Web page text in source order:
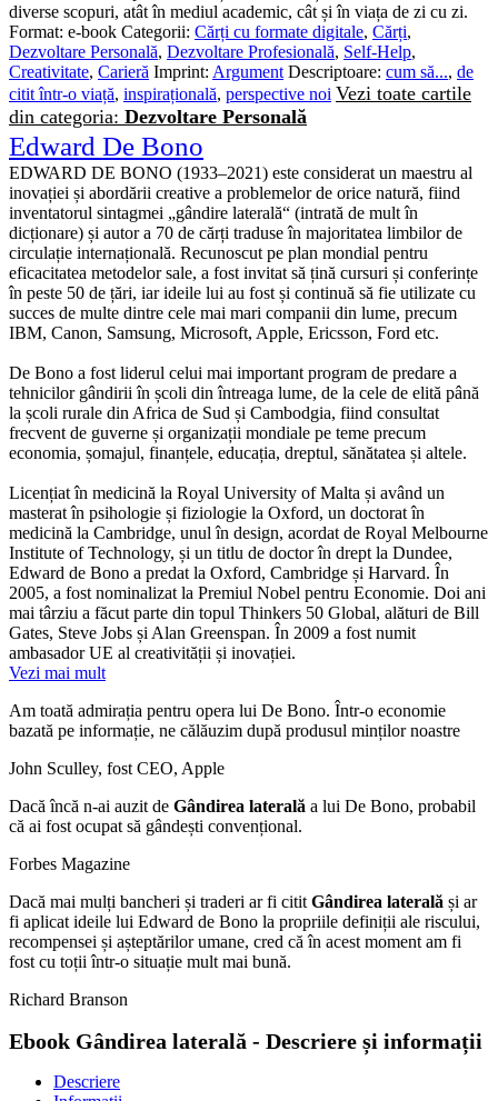
diverse scopuri, atât în mediul academic, cât și în viața de zi cu zi.
Format: e-book Categorii: Cărți cu formate digitale, Cărți,
Dezvoltare Personală, Dezvoltare Profesională, Self-Help,
Creativitate, Carieră Imprint: Argument Descriptoare: cum să..., de
citit într-o viață, inspirațională, perspective noi Vezi toate cartile
din categoria: Dezvoltare Personală
Edward De Bono
EDWARD DE BONO (1933–2021) este considerat un maestru al
inovației și abordării creative a problemelor de orice natură, fiind
inventatorul sintagmei „gândire laterală“ (intrată de mult în
dicționare) și autor a 70 de cărți traduse în majoritatea limbilor de
circulație internațională. Recunoscut pe plan mondial pentru
eficacitatea metodelor sale, a fost invitat să țină cursuri și conferințe
în peste 50 de țări, iar ideile lui au fost și continuă să fie utilizate cu
succes de multe dintre cele mai mari companii din lume, precum
IBM, Canon, Samsung, Microsoft, Apple, Ericsson, Ford etc.
De Bono a fost liderul celui mai important program de predare a
tehnicilor gândirii în școli din întreaga lume, de la cele de elită până
la școli rurale din Africa de Sud și Cambodgia, fiind consultat
frecvent de guverne și organizații mondiale pe teme precum
economia, șomajul, finanțele, educația, dreptul, sănătatea și altele.
Licențiat în medicină la Royal University of Malta și având un
masterat în psihologie și fiziologie la Oxford, un doctorat în
medicină la Cambridge, unul în design, acordat de Royal Melbourne
Institute of Technology, și un titlu de doctor în drept la Dundee,
Edward de Bono a predat la Oxford, Cambridge și Harvard. În
2005, a fost nominalizat la Premiul Nobel pentru Economie. Doi ani
mai târziu a făcut parte din topul Thinkers 50 Global, alături de Bill
Gates, Steve Jobs și Alan Greenspan. În 2009 a fost numit
ambasador UE al creativității și inovației.
Vezi mai mult
Am toată admirația pentru opera lui De Bono. Într-o economie
bazată pe informație, ne călăuzim după produsul minților noastre
John Sculley, fost CEO, Apple
Dacă încă n-ai auzit de Gândirea laterală a lui De Bono, probabil
că ai fost ocupat să gândești convențional.
Forbes Magazine
Dacă mai mulți bancheri și traderi ar fi citit Gândirea laterală și ar
fi aplicat ideile lui Edward de Bono la propriile definiții ale riscului,
recompensei și așteptărilor umane, cred că în acest moment am fi
fost cu toții într-o situație mult mai bună.
Richard Branson
Ebook Gândirea laterală - Descriere și informații
Descriere